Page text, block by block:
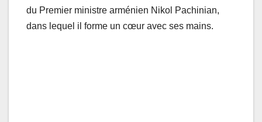
du Premier ministre arménien Nikol Pachinian,
dans lequel il forme un cœur avec ses mains.